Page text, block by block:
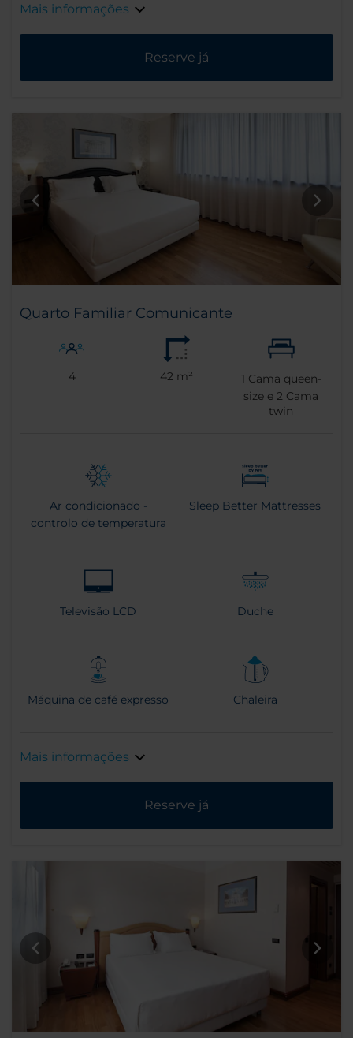
Mais informações
Reserve já
Quarto Familiar Comunicante
4 42 m² 1 Cama queen-
size e2 Cama
twin
Ar condicionado -
controlo de temperatura
Sleep Better Mattresses
Televisão LCD Duche
Máquina de café expresso Chaleira
Mais informações
Reserve já